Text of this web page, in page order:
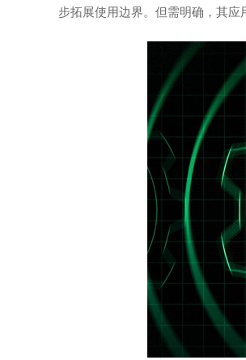
步拓展使用边界。但需明确，其应